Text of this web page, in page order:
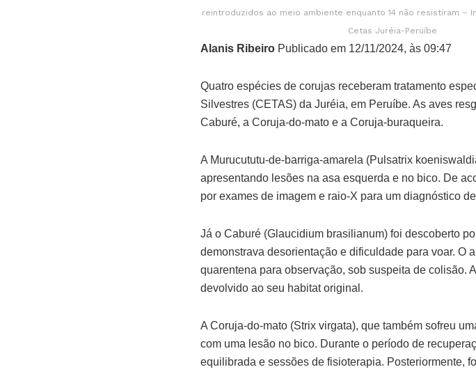
reintroduzidos ao meio ambiente enquanto 14 não resistiram –
Cetas Juréia-Peruíbe
Alanis Ribeiro Publicado em 12/11/2024, às 09:47
Quatro espécies de corujas receberam tratamento
Silvestres (CETAS) da Juréia, em Peruíbe. As aves
Caburé, a Coruja-do-mato e a Coruja-buraqueira.
A Murucututu-de-barriga-amarela (Pulsatrix
apresentando lesões na asa esquerda e no bico. De
por exames de imagem e raio-X para um diagnóstico
Já o Caburé (Glaucidium brasilianum) foi descoberto
demonstrava desorientação e dificuldade para voar. O
quarentena para observação, sob suspeita de colisão.
devolvido ao seu habitat original.
A Coruja-do-mato (Strix virgata), que também sofreu
com uma lesão no bico. Durante o período de
equilibrada e sessões de fisioterapia. Posteriormente,